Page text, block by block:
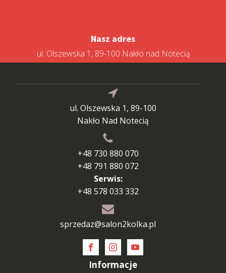
Nasz adres
ul. Olszewska 1, 89-100 Nakło nad Notecią
ul. Olszewska 1, 89-100
Nakło Nad Notecią
+48 730 880 070
+48 791 880 072
Serwis:
+48 578 033 332
sprzedaz@salon2kolka.pl
Informacje